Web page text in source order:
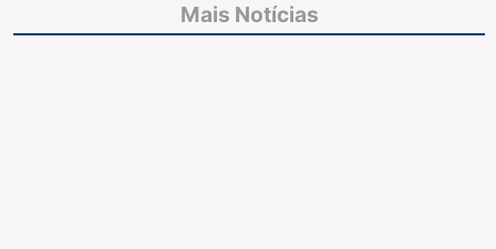
de Cejuscs Regionais
comemoração dos 30
anos de existência do
Mais Notícias